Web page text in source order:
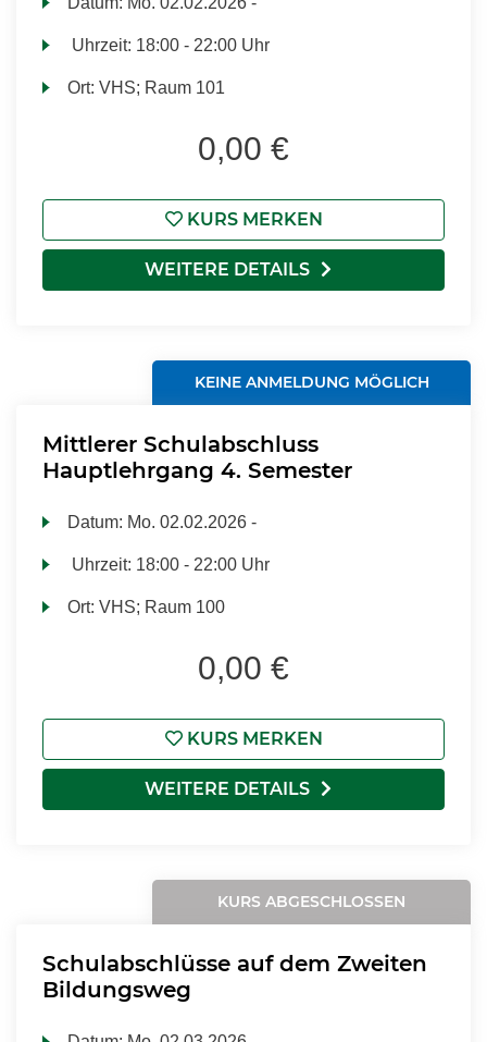
Uhrzeit: 18:00 - 22:00 Uhr
Ort:VHS; Raum 101
0,00 €
KURS MERKEN
WEITERE DETAILS
KEINE ANMELDUNG MÖGLICH
Mittlerer Schulabschluss
Hauptlehrgang 4. Semester
Datum: Mo. 02.02.2026 -
Uhrzeit: 18:00 - 22:00 Uhr
Ort:VHS; Raum 100
0,00 €
KURS MERKEN
WEITERE DETAILS
KURS ABGESCHLOSSEN
Schulabschlüsse auf dem Zweiten
Bildungsweg